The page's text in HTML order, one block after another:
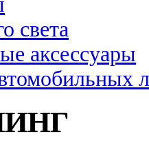
света
аксессуары